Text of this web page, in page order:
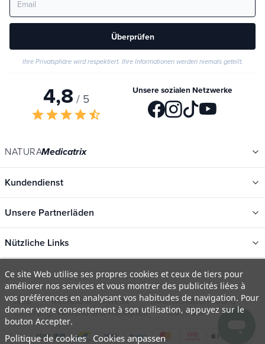
Überprüfen
Ihre Privatsphäre wird respektiert. Ihre Informationen werden niemals geteilt.
4,8 / 5
starstarstarstarstar_half
Unsere sozialen Netzwerke
NATURAMedicatrix
Kundendienst
Unsere Partnerläden
Nützliche Links
Kategorien
Neu
Promotions
Kataloge
AGB Rechtliche Hinweise
Datenschutzerklärung
Lieferung, Versand und Rückgabe
Über uns FAQ
Ce site Web utilise ses propres cookies et ceux de tiers pour
améliorer nos services et vous montrer des publicités liées à
vos préférences en analysant vos habitudes de navigation. Pour
donner votre consentement à son utilisation, appuyez sur le
bouton Accepter.
Politique de cookies Cookies anpassen